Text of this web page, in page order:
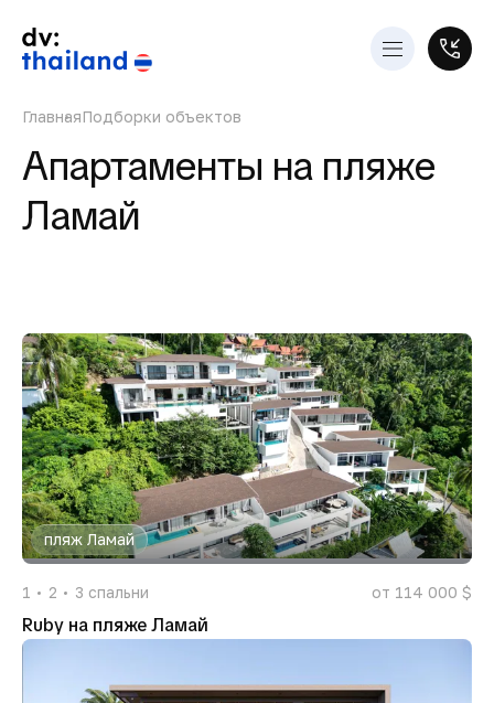
ГлавнаяПодборки объектов
Апартаменты на пляже
Ламай
пляж Ламай
1 2 3 спальни от 114 000 $
Ruby на пляже Ламай